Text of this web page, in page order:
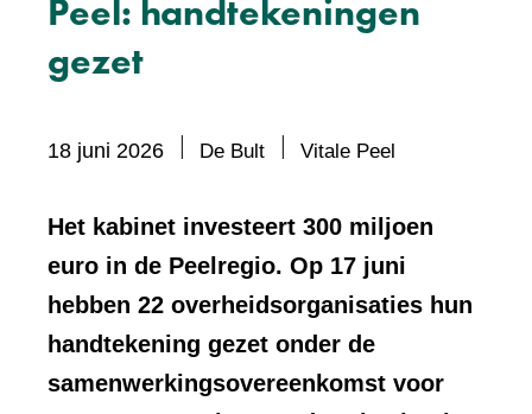
Peel: handtekeningen
gezet
18 juni 2026 De Bult Vitale Peel
element:
Foto
Het kabinet investeert 300 miljoen
euro in de Peelregio. Op 17 juni
hebben 22 overheidsorganisaties hun
handtekening gezet onder de
samenwerkingsovereenkomst voor